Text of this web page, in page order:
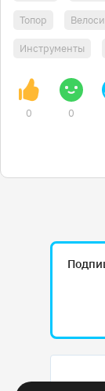
Топор
Инструменты
0 0